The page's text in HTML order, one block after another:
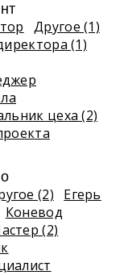
Другое (1)
(1)
цеха (2)
(2)
Егерь
Коневод
(2)